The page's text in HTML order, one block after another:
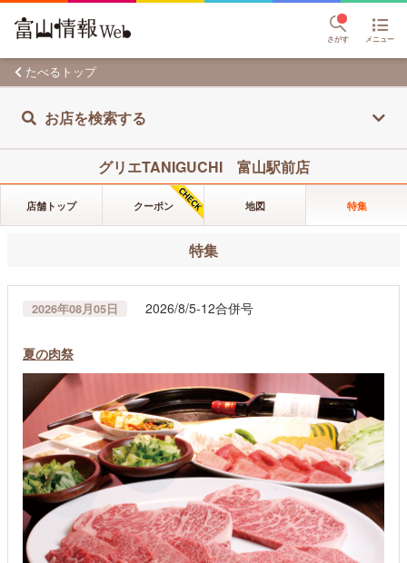
さがす メニュー
たべるトップ
お店を検索する
グリエTANIGUCHI 富山駅前店
店舗トップ クーポン 地図 特集
特集
2026年08月05日 2026/8/5-12合併号
夏の肉祭